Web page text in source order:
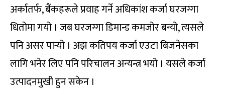
अर्कातर्फ, बैंकहरूले प्रवाह गर्ने अधिकांश कर्जा घरजग्गा
धितोमा गयो । जब घरजग्गा डिमान्ड कमजोर बन्यो, त्यसले
पनि असर पार्‍यो । अझ कतिपय कर्जा एउटा बिजनेसका
लागि भनेर लिए पनि परिचालन अन्यन्त्र भयो । यसले कर्जा
उत्पादनमुखी हुन सकेन ।